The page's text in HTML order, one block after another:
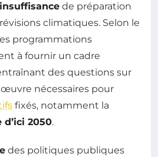
insuffisance de préparation
climatiques. Selon le
programmations
à fournir un cadre
des questions sur
nécessaires pour
fixés, notamment la
2050.
des politiques publiques